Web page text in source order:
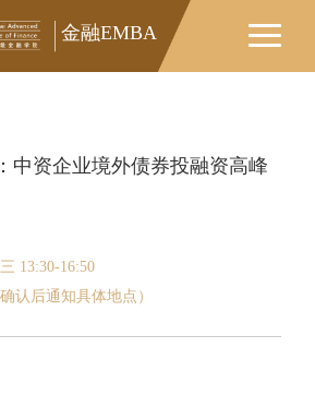
金融EMBA
金融EMBA
中资企业境外债券投融资高峰
13:30-16:50
认后通知具体地点）